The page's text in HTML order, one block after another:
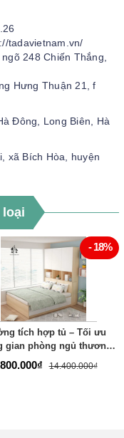
tadavietnam.vn/
248 Chiến Thắng,
Hưng Thuận 21, f
Đông, Long Biên, Hà
xã Bích Hòa, huyện
loại
- 18%
tích hợp tủ – Tối ưu
gian phòng ngủ thương
hiệu TADA- TD226
14.400.000₫